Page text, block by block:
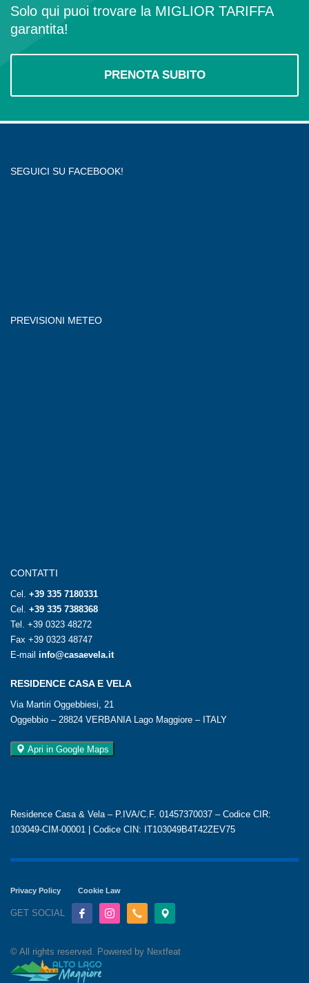
Solo qui puoi trovare la MIGLIOR TARIFFA
garantita!
PRENOTA SUBITO
SEGUICI SU FACEBOOK!
PREVISIONI METEO
CONTATTI
Cel. +39 335 7180331
Cel. +39 335 7388368
Tel. +39 0323 48272
Fax +39 0323 48747
E-mail info@casaevela.it
RESIDENCE CASA E VELA
Via Martiri Oggebbiesi, 21
Oggebbio – 28824 VERBANIA Lago Maggiore – ITALY
Apri in Google Maps
Residence Casa & Vela – P.IVA/C.F. 01457370037 – Codice CIR:
103049-CIM-00001 | Codice CIN: IT103049B4T42ZEV75
Privacy Policy Cookie Law
GET SOCIAL
© All rights reserved. Powered by Nextfeat